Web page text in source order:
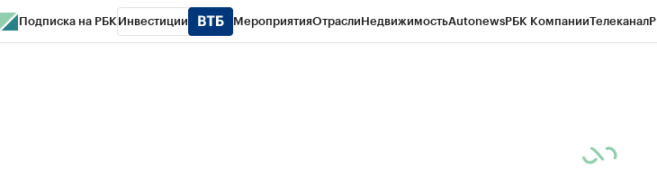
Подписка на РБК Инвестиции МероприятияОтраслиНедвижимостьAutonewsРБК КомпанииТелеканал